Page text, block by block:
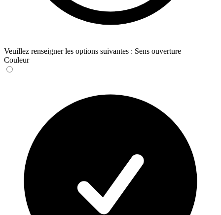
Veuillez renseigner les options suivantes : Sens ouverture
Couleur